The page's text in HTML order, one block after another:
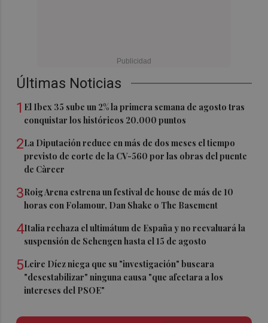
Últimas Noticias
1 El Ibex 35 sube un 2% la primera semana de agosto tras
conquistar los históricos 20.000 puntos
2La Diputación reduce en más de dos meses el tiempo
previsto de corte de la CV-560 por las obras del puente
de Càrcer
3Roig Arena estrena un festival de house de más de 10
horas con Folamour, Dan Shake o The Basement
4Italia rechaza el ultimátum de España y no reevaluará la
suspensión de Schengen hasta el 15 de agosto
5Leire Díez niega que su "investigación" buscara
"desestabilizar" ninguna causa "que afectara a los
intereses del PSOE"